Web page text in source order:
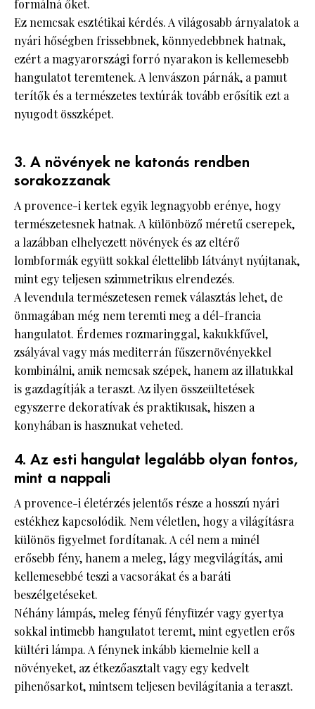
formálná őket.
Ez nemcsak esztétikai kérdés. A világosabb árnyalatok a
nyári hőségben frissebbnek, könnyedebbnek hatnak,
ezért a magyarországi forró nyarakon is kellemesebb
hangulatot teremtenek. A lenvászon párnák, a pamut
terítők és a természetes textúrák tovább erősítik ezt a
nyugodt összképet.
3. A növények ne katonás rendben
sorakozzanak
A provence-i kertek egyik legnagyobb erénye, hogy
természetesnek hatnak. A különböző méretű cserepek,
a lazábban elhelyezett növények és az eltérő
lombformák együtt sokkal élettelibb látványt nyújtanak,
mint egy teljesen szimmetrikus elrendezés.
A levendula természetesen remek választás lehet, de
önmagában még nem teremti meg a dél-francia
hangulatot. Érdemes rozmaringgal, kakukkfűvel,
zsályával vagy más mediterrán fűszernövényekkel
kombinálni, amik nemcsak szépek, hanem az illatukkal
is gazdagítják a teraszt. Az ilyen összeültetések
egyszerre dekoratívak és praktikusak, hiszen a
konyhában is hasznukat veheted.
4. Az esti hangulat legalább olyan fontos,
mint a nappali
A provence-i életérzés jelentős része a hosszú nyári
estékhez kapcsolódik. Nem véletlen, hogy a világításra
különös figyelmet fordítanak. A cél nem a minél
erősebb fény, hanem a meleg, lágy megvilágítás, ami
kellemesebbé teszi a vacsorákat és a baráti
beszélgetéseket.
Néhány lámpás, meleg fényű fényfüzér vagy gyertya
sokkal intimebb hangulatot teremt, mint egyetlen erős
kültéri lámpa. A fénynek inkább kiemelnie kell a
növényeket, az étkezőasztalt vagy egy kedvelt
pihenősarkot, mintsem teljesen bevilágítania a teraszt.